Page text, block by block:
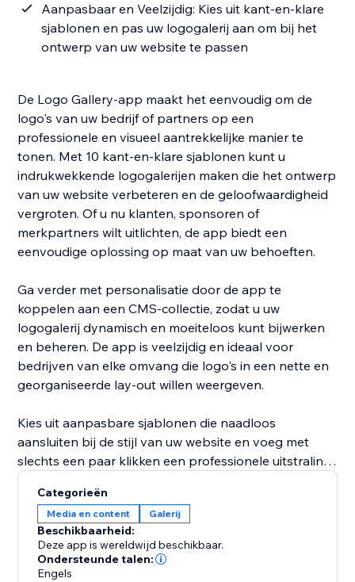
Aanpasbaar en Veelzijdig: Kies uit kant-en-klare
sjablonen en pas uw logogalerij aan om bij het
ontwerp van uw website te passen
De Logo Gallery-app maakt het eenvoudig om de
logo's van uw bedrijf of partners op een
professionele en visueel aantrekkelijke manier te
tonen. Met 10 kant-en-klare sjablonen kunt u
indrukwekkende logogalerijen maken die het ontwerp
van uw website verbeteren en de geloofwaardigheid
vergroten. Of u nu klanten, sponsoren of
merkpartners wilt uitlichten, de app biedt een
eenvoudige oplossing op maat van uw behoeften.
Ga verder met personalisatie door de app te
koppelen aan een CMS-collectie, zodat u uw
logogalerij dynamisch en moeiteloos kunt bijwerken
en beheren. De app is veelzijdig en ideaal voor
bedrijven van elke omvang die logo's in een nette en
georganiseerde lay-out willen weergeven.
Kies uit aanpasbare sjablonen die naadloos
aansluiten bij de stijl van uw website en voeg met
slechts een paar klikken een professionele uitstraling
commercestore bent, Logo Gallery is ontworpen om
uw merk te laten opvallen.
Categorieën
Media en content Galerij
Beschikbaarheid:
Deze app is wereldwijd beschikbaar.
Ondersteunde talen:
Engels